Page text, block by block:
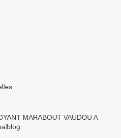
MARABOUT VAUDOU A